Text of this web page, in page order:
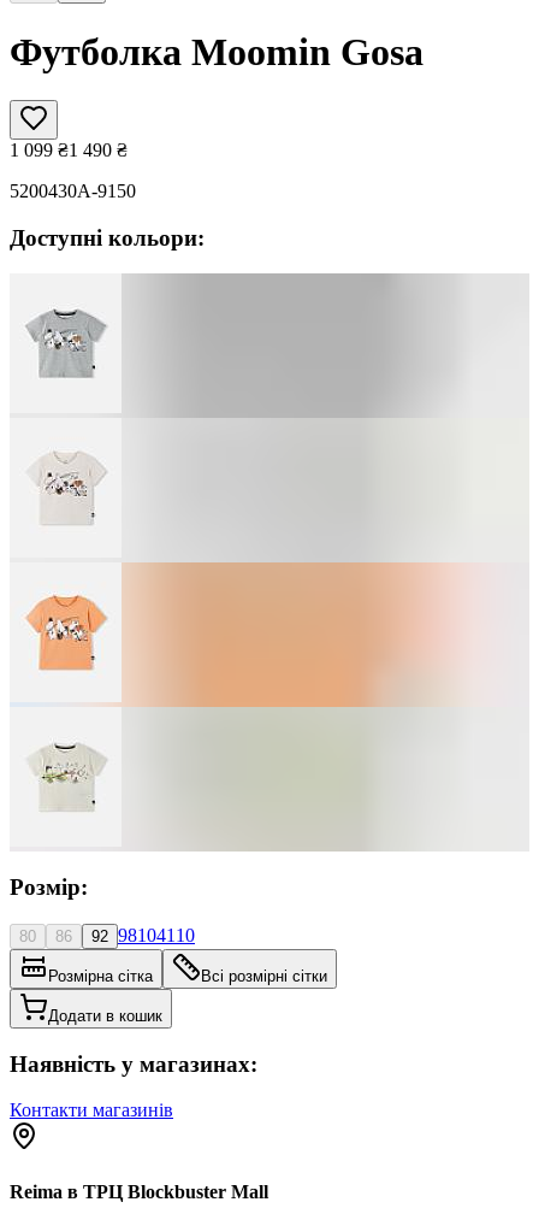
Футболка Moomin Gosa
1 099 ₴1 490 ₴
5200430A-9150
Доступні кольори:
Розмір:
80 86 92 98104110
Розмірна сітка Всі розмірні сітки
Додати в кошик
Наявність у магазинах:
Контакти магазинів
Reima в ТРЦ Blockbuster Mall